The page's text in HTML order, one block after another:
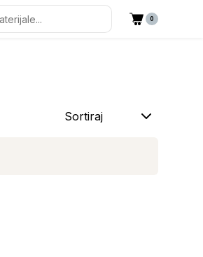
0
Sortiraj